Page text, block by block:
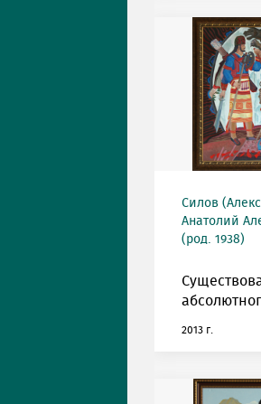
Силов
Анатолий
(род. 1938)
2013 г.